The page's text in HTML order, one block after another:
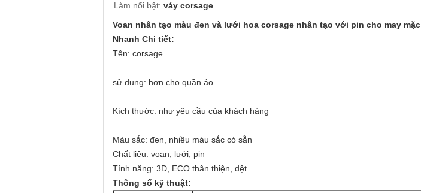
Làm nổi bật: váy corsage
Voan nhân tạo màu đen và lưới hoa corsage nhân tạo với pin cho may mặc
Nhanh Chi tiết:
Tên: corsage
sử dụng: hơn cho quần áo
Kích thước: như yêu cầu của khách hàng
Màu sắc: đen, nhiều màu sắc có sẵn
Chất liệu: voan, lưới, pin
Tính năng: 3D, ECO thân thiện, dệt
Thông số kỹ thuật: